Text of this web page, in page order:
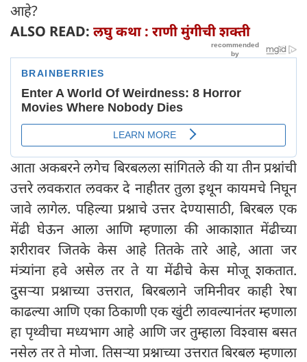
आहे?
ALSO READ: लघु कथा : राणी मुंगीची शक्ती
आता अकबरने लगेच बिरबलला सांगितले की या तीन प्रश्नांची
उत्तरे लवकरात लवकर दे नाहीतर तुला इथून कायमचे निघून
जावे लागेल. पहिल्या प्रश्नाचे उत्तर देण्यासाठी, बिरबल एक
मेंढी घेऊन आला आणि म्हणाला की आकाशात मेंढीच्या
शरीरावर जितके केस आहे तितके तारे आहे, आता जर
मंत्र्यांना हवे असेल तर ते या मेंढीचे केस मोजू शकतात.
दुसऱ्या प्रश्नाच्या उत्तरात, बिरबलाने जमिनीवर काही रेषा
काढल्या आणि एका ठिकाणी एक खुंटी लावल्यानंतर म्हणाला
हा पृथ्वीचा मध्यभाग आहे आणि जर तुम्हाला विश्वास बसत
नसेल तर ते मोजा. तिसऱ्या प्रश्नाच्या उत्तरात बिरबल म्हणाला